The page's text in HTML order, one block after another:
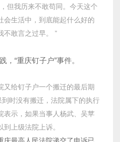
，但我历来不敢苟同。今天这个
会生活中，到底能起什么好的
不敢言之过早。 ”
，“重庆钉子户”事件。
又给钉子户一个搬迁的最后期
时没有搬迁，法院属下的执行
表示，如果当事人杨武、吴苹
上级法院上诉。